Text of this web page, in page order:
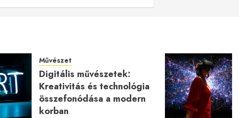
Művészet
Digitális művészetek:
Kreativitás és technológia
összefonódása a modern
korban